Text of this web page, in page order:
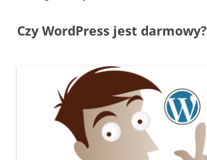
Czy WordPress jest darmowy?